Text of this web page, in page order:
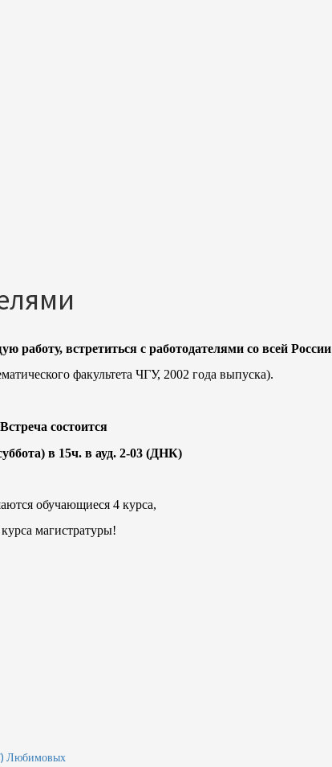
работу, встретиться с работодателями со всей России
факультета ЧГУ, 2002 года выпуска).
Встреча состоится
в 15ч. в ауд. 2-03 (ДНК)
обучающиеся 4 курса,
курса магистратуры!
Любимовых